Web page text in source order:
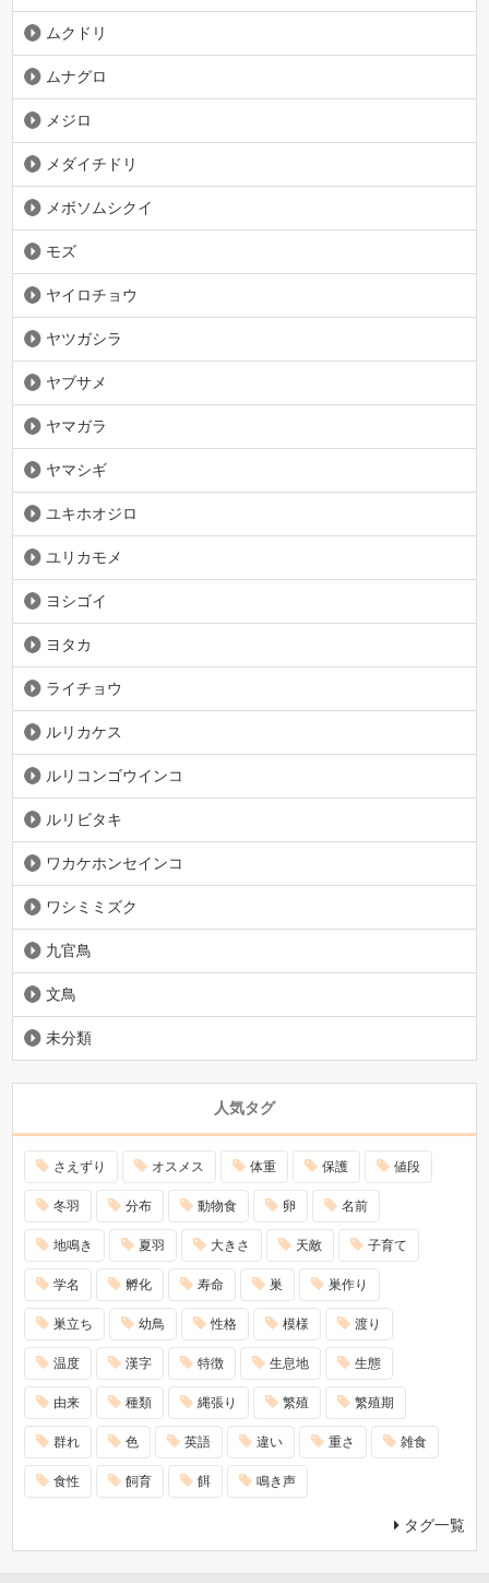
ムクドリ
ムナグロ
メジロ
メダイチドリ
メボソムシクイ
モズ
ヤイロチョウ
ヤツガシラ
ヤブサメ
ヤマガラ
ヤマシギ
ユキホオジロ
ユリカモメ
ヨシゴイ
ヨタカ
ライチョウ
ルリカケス
ルリコンゴウインコ
ルリビタキ
ワカケホンセインコ
ワシミミズク
九官鳥
文鳥
未分類
人気タグ
さえずり オスメス 体重 保護 値段
冬羽 分布 動物食 卵 名前
地鳴き 夏羽 大きさ 天敵 子育て
学名 孵化 寿命 巣 巣作り
巣立ち 幼鳥 性格 模様 渡り
温度 漢字 特徴 生息地 生態
由来 種類 縄張り 繁殖 繁殖期
群れ 色 英語 違い 重さ 雑食
食性 飼育 餌 鳴き声
タグ一覧